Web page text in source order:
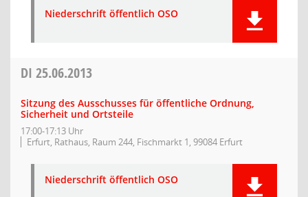
Niederschrift öffentlich OSO
DI 25.06.2013
Sitzung des Ausschusses für öffentliche Ordnung,
Sicherheit und Ortsteile
17:00-17:13 Uhr
Erfurt, Rathaus, Raum 244, Fischmarkt 1, 99084 Erfurt
Niederschrift öffentlich OSO